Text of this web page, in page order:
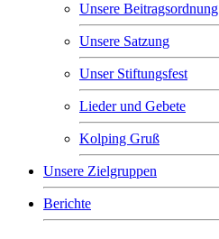
Unsere Beitragsordnung
Unsere Satzung
Unser Stiftungsfest
Lieder und Gebete
Kolping Gruß
Unsere Zielgruppen
Berichte